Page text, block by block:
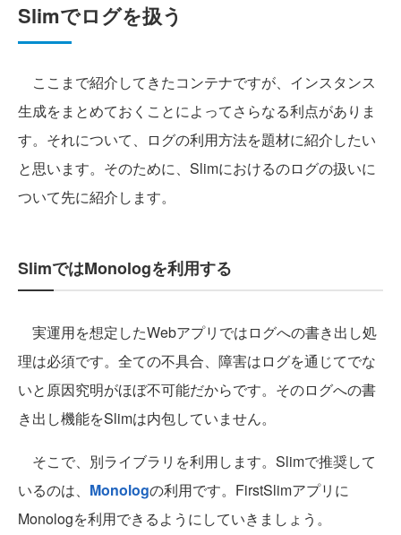
Slimでログを扱う
ここまで紹介してきたコンテナですが、インスタンス
生成をまとめておくことによってさらなる利点がありま
す。それについて、ログの利用方法を題材に紹介したい
と思います。そのために、Slimにおけるのログの扱いに
ついて先に紹介します。
SlimではMonologを利用する
実運用を想定したWebアプリではログへの書き出し処
理は必須です。全ての不具合、障害はログを通じてでな
いと原因究明がほぼ不可能だからです。そのログへの書
き出し機能をSlimは内包していません。
そこで、別ライブラリを利用します。Slimで推奨して
いるのは、 Monologの利用です。FirstSlimアプリに
Monologを利用できるようにしていきましょう。